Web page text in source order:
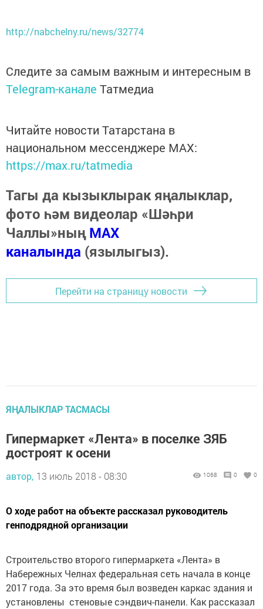
http://nabchelny.ru/news/32774
Следите за самым важным и интересным в
Telegram-канале Татмедиа
Читайте новости Татарстана в
национальном мессенджере MАХ:
https://max.ru/tatmedia
Тагы да кызыклырак яңалыклар,
фото һәм видеолар «Шәһри
Чаллы»ныңMAX
каналында (язылыгыз).
Перейти на страницу новости
ЯҢАЛЫКЛАР ТАСМАСЫ
Гипермаркет «Лента» в поселке ЗЯБ
достроят к осени
автор, 13 июль 2018 - 08:30 1068 0 0
О ходе работ на объекте рассказал руководитель
генподрядной организации
Строительство второго гипермаркета «Лента» в
Набережных Челнах федеральная сеть начала в конце
2017 года. За это время был возведен каркас здания и
установлены стеновые сэндвич-панели. Как рассказал